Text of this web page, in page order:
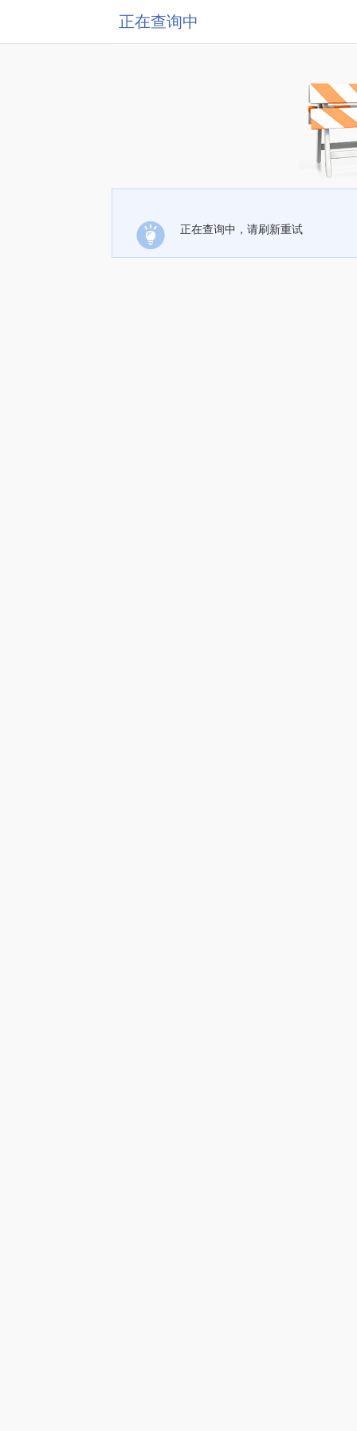
正在查询中
正在查询中，请刷新重试